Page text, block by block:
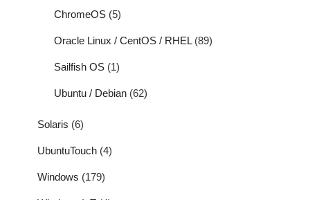
ChromeOS (5)
Oracle Linux / CentOS / RHEL(89)
Sailfish OS (1)
Ubuntu / Debian (62)
Solaris (6)
UbuntuTouch (4)
Windows (179)